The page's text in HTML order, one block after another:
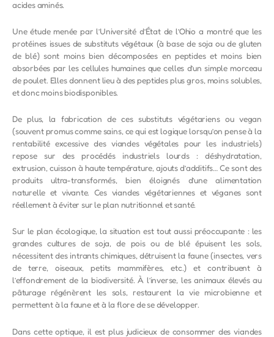
acides aminés.
Une étude menée par l’Université d’État de l’Ohio a montré que les
protéines issues de substituts végétaux (à base de soja ou de gluten
de blé) sont moins bien décomposées en peptides et moins bien
absorbées par les cellules humaines que celles d’un simple morceau
de poulet. Elles donnent lieu à des peptides plus gros, moins solubles,
et donc moins biodisponibles.
De plus, la fabrication de ces substituts végétariens ou vegan
(souvent promus comme sains, ce qui est logique lorsqu’on pense à la
rentabilité excessive des viandes végétales pour les industriels)
repose sur des procédés industriels lourds : déshydratation,
extrusion, cuisson à haute température, ajouts d’additifs… Ce sont des
produits ultra-transformés, bien éloignés d’une alimentation
naturelle et vivante. Ces viandes végétariennes et véganes sont
réellement à éviter sur le plan nutritionnel et santé.
Sur le plan écologique, la situation est tout aussi préoccupante : les
grandes cultures de soja, de pois ou de blé épuisent les sols,
nécessitent des intrants chimiques, détruisent la faune (insectes, vers
de terre, oiseaux, petits mammifères, etc.) et contribuent à
l’effondrement de la biodiversité. À l’inverse, les animaux élevés au
pâturage régénèrent les sols, restaurent la vie microbienne et
permettent à la faune et à la flore de se développer.
Dans cette optique, il est plus judicieux de consommer des viandes